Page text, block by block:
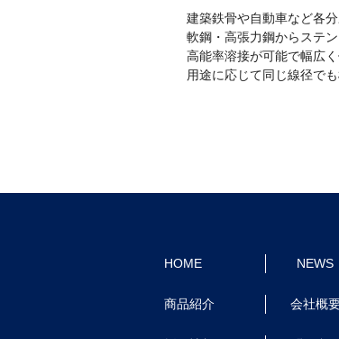
建築鉄骨や自動車など各
軟鋼・高張力鋼からステ
高能率溶接が可能で幅広
用途に応じて同じ線径で
HOME NEWS
商品紹介 会社概